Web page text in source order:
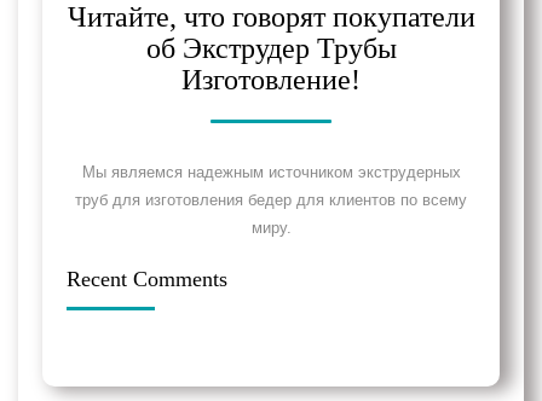
Читайте, что говорят покупатели
об Экструдер Трубы
Изготовление!
Мы являемся надежным источником экструдерных
труб для изготовления бедер для клиентов по всему
миру.
Recent Comments